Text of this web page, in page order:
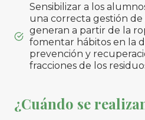
Sensibilizar a los
una correcta gestión de
generan a partir de la
fomentar hábitos en la
prevención y
fracciones de los
¿Cuándo se